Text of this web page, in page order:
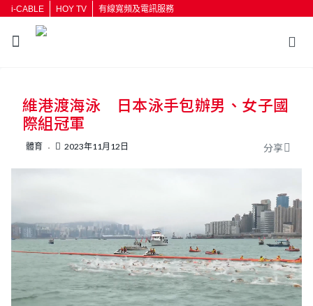
i-CABLE HOY TV 有線寬頻及電訊服務
按輸入鍵開始搜尋
維港渡海泳 日本泳手包辦男、女子國
際組冠軍
體育 2023年11月12日 分享